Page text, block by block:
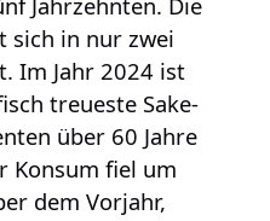
sich in nur zwei
Im Jahr 2024 ist
treueste Sake-
über 60 Jahre
Konsum fiel um
dem Vorjahr,